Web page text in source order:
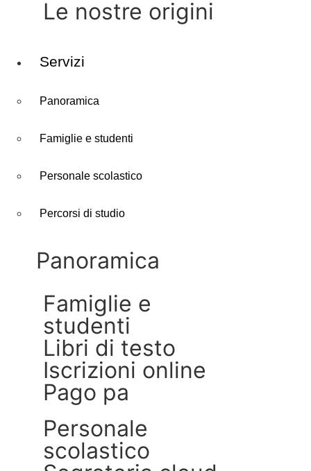
le nostre origini
Servizi
Panoramica
Famiglie e studenti
Personale scolastico
Percorsi di studio
panoramica
famiglie e
studenti
libri di testo
iscrizioni online
pago pa
personale
scolastico